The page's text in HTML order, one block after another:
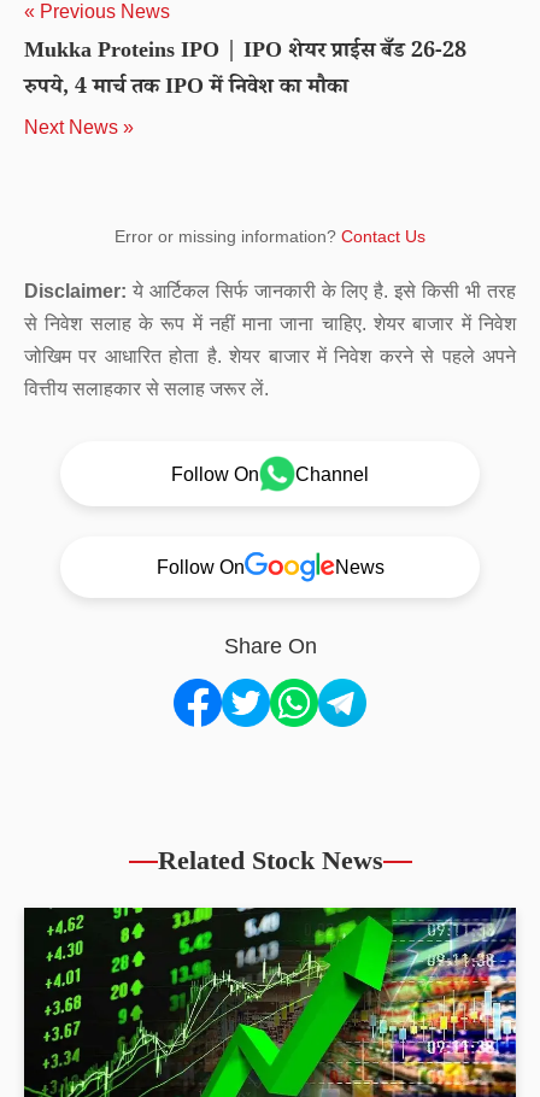
« Previous News
Mukka Proteins IPO | IPO शेयर प्राईस बँड 26-28
रुपये, 4 मार्च तक IPO में निवेश का मौका
Next News »
Error or missing information? Contact Us
Disclaimer: ये आर्टिकल सिर्फ जानकारी के लिए है. इसे किसी भी तरह
से निवेश सलाह के रूप में नहीं माना जाना चाहिए. शेयर बाजार में निवेश
जोखिम पर आधारित होता है. शेयर बाजार में निवेश करने से पहले अपने
वित्तीय सलाहकार से सलाह जरूर लें.
Follow On Channel
Follow On News
Share On
Related Stock News